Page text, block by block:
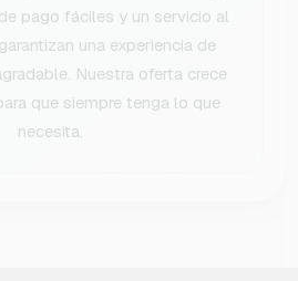
pago fáciles y un servicio al
una experiencia de
Nuestra oferta crece
que siempre tenga lo que
necesita.